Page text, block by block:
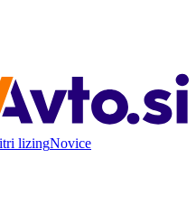
lizingNovice